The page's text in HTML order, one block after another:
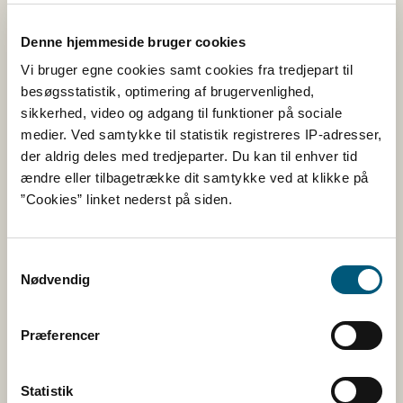
Denne hjemmeside bruger cookies
Vi bruger egne cookies samt cookies fra tredjepart til
besøgsstatistik, optimering af brugervenlighed,
sikkerhed, video og adgang til funktioner på sociale
medier. Ved samtykke til statistik registreres IP-adresser,
der aldrig deles med tredjeparter. Du kan til enhver tid
ændre eller tilbagetrække dit samtykke ved at klikke på
”Cookies” linket nederst på siden.
Nødvendig
Præferencer
Statistik
Københavns Universitet (KU) og Statens Serum
For varsling af prøver og kontakt til Veterinær